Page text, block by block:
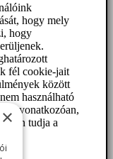
hogy mely
hogy
fél cookie-jait
között
használható
vonatkozóan,
tudja a
×